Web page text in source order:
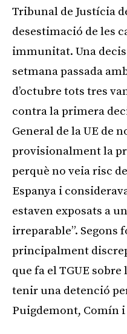
Tribunal de Justícia
desestimació de les
immunitat. Una
setmana passada
d’octubre tots tres
contra la primera
General de la UE de
provisionalment la
perquè no veia risc
Espanya i
estaven exposats a
irreparable”. Segons
principalment
que fa el TGUE
tenir una detenció
Puigdemont, Comín